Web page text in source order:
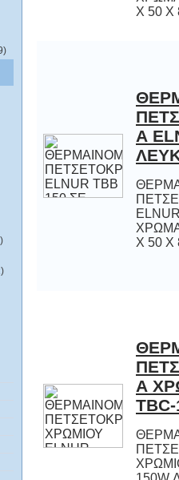
Χ 50 Χ
Α
ELNUR
ΧΡΩΜΑ
Χ 50 Χ
Α
ΧΡΩΜΙΟΥ
150W